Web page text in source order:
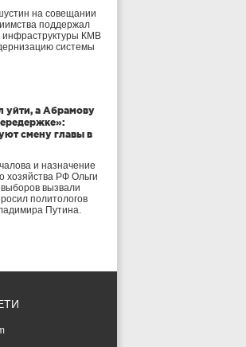
на совещании
поддержал
инфраструктуры КМВ
системы
уйти, а Абрамову
смену главы в
и назначение
хозяйства РФ Ольги
вызвали
политологов
Путина.